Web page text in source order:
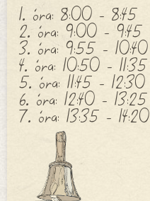
1. óra: 8:00 - 8:45
2. óra: 9:00 - 9:45
3. óra: 9:55 - 10:40
4. óra: 10:50 - 11:35
5. óra: 11:45 - 12:30
6. óra: 12:40 - 13:25
7. óra: 13:35 - 14:20